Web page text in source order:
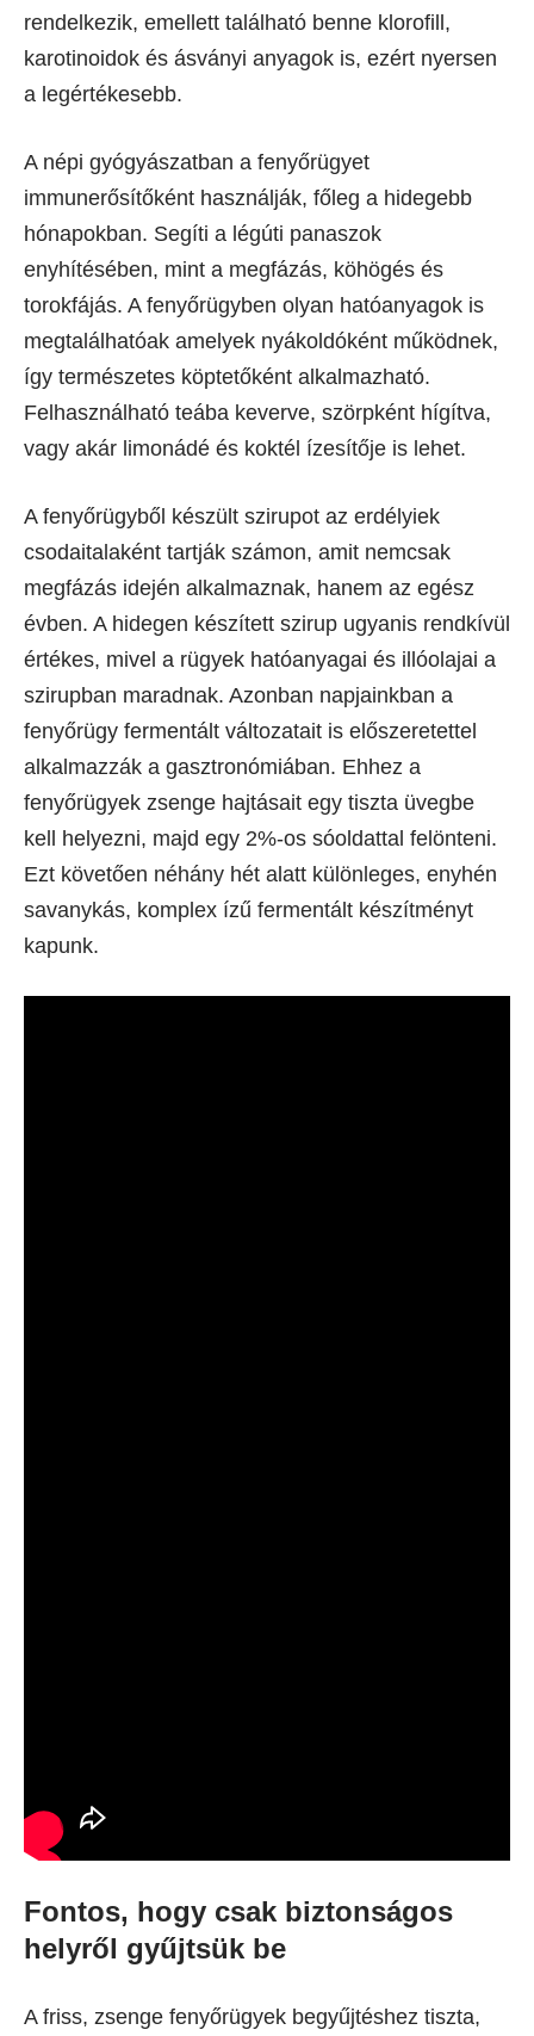
rendelkezik, emellett található benne klorofill,
karotinoidok és ásványi anyagok is, ezért nyersen
a legértékesebb.
A népi gyógyászatban a fenyőrügyet
immunerősítőként használják, főleg a hidegebb
hónapokban. Segíti a légúti panaszok
enyhítésében, mint a megfázás, köhögés és
torokfájás. A fenyőrügyben olyan hatóanyagok is
megtalálhatóak amelyek nyákoldóként működnek,
így természetes köptetőként alkalmazható.
Felhasználható teába keverve, szörpként hígítva,
vagy akár limonádé és koktél ízesítője is lehet.
A fenyőrügyből készült szirupot az erdélyiek
csodaitalaként tartják számon, amit nemcsak
megfázás idején alkalmaznak, hanem az egész
évben. A hidegen készített szirup ugyanis rendkívül
értékes, mivel a rügyek hatóanyagai és illóolajai a
szirupban maradnak. Azonban napjainkban a
fenyőrügy fermentált változatait is előszeretettel
alkalmazzák a gasztronómiában. Ehhez a
fenyőrügyek zsenge hajtásait egy tiszta üvegbe
kell helyezni, majd egy 2%-os sóoldattal felönteni.
Ezt követően néhány hét alatt különleges, enyhén
savanykás, komplex ízű fermentált készítményt
kapunk.
Fontos, hogy csak biztonságos
helyről gyűjtsük be
A friss, zsenge fenyőrügyek begyűjtéshez tiszta,